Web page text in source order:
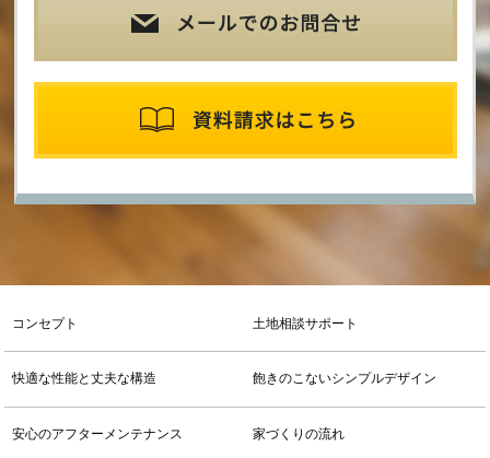
コンセプト 土地相談サポート
快適な性能と丈夫な構造 飽きのこないシンプルデザイン
安心のアフターメンテナンス 家づくりの流れ